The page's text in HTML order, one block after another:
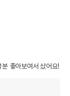
좋아보여서 샀어요!